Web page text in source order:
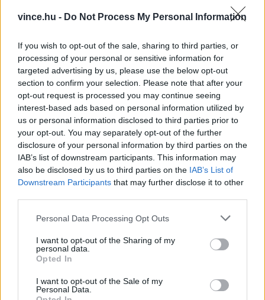
vince.hu - Do Not Process My Personal Information
If you wish to opt-out of the sale, sharing to third parties, or
processing of your personal or sensitive information for
targeted advertising by us, please use the below opt-out
section to confirm your selection. Please note that after your
opt-out request is processed you may continue seeing
interest-based ads based on personal information utilized by
us or personal information disclosed to third parties prior to
your opt-out. You may separately opt-out of the further
disclosure of your personal information by third parties on the
IAB’s list of downstream participants. This information may
also be disclosed by us to third parties on the IAB’s List of
Downstream Participants that may further disclose it to other
Please note that this website/app uses one or more Google
not limited to your visit or usage behaviour. You may click to
grant or deny consent to Google and its third-party tags to
use your data for below specified purposes in below Google
consent section.
Personal Data Processing Opt Outs
I want to opt-out of the Sharing of my
personal data.
Opted In
I want to opt-out of the Sale of my
Personal Data.
legendának, létrejöttével megszűnt a két
település közti rivalizálás. Jelenleg 18 termelővel
dolgoznak együtt, a behozott szőlőt szigorú
analízisnek vetik alá, és egy szövetkezettől nem
természetes módon magas minőségű borokat
állítanak elő.
PIEMONT A BARBERÁN TÚL